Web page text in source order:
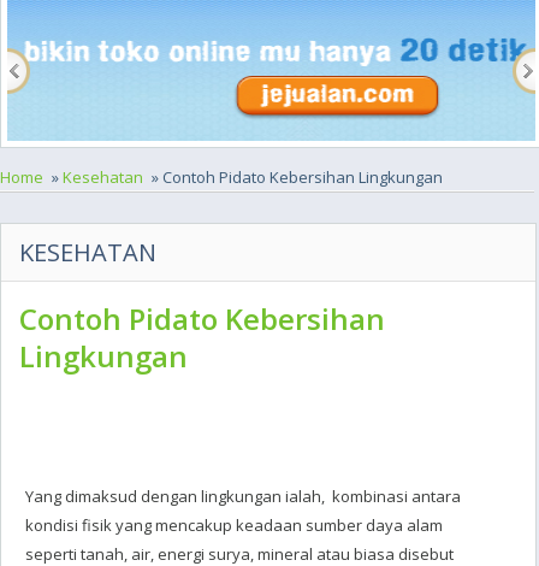
Home »Kesehatan » Contoh Pidato Kebersihan Lingkungan
KESEHATAN
Contoh Pidato Kebersihan
Lingkungan
Yang dimaksud dengan lingkungan ialah, kombinasi antara
kondisi fisik yang mencakup keadaan sumber daya alam
seperti tanah, air, energi surya, mineral atau biasa disebut